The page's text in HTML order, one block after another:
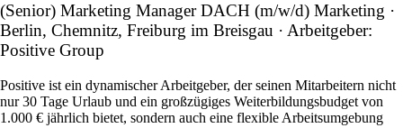
(Senior) Marketing Manager DACH (m/w/d) Marketing ·
Berlin, Chemnitz, Freiburg im Breisgau · Arbeitgeber:
Positive Group
Positive ist ein dynamischer Arbeitgeber, der seinen Mitarbeitern nicht
nur 30 Tage Urlaub und ein großzügiges Weiterbildungsbudget von
1.000 € jährlich bietet, sondern auch eine flexible Arbeitsumgebung